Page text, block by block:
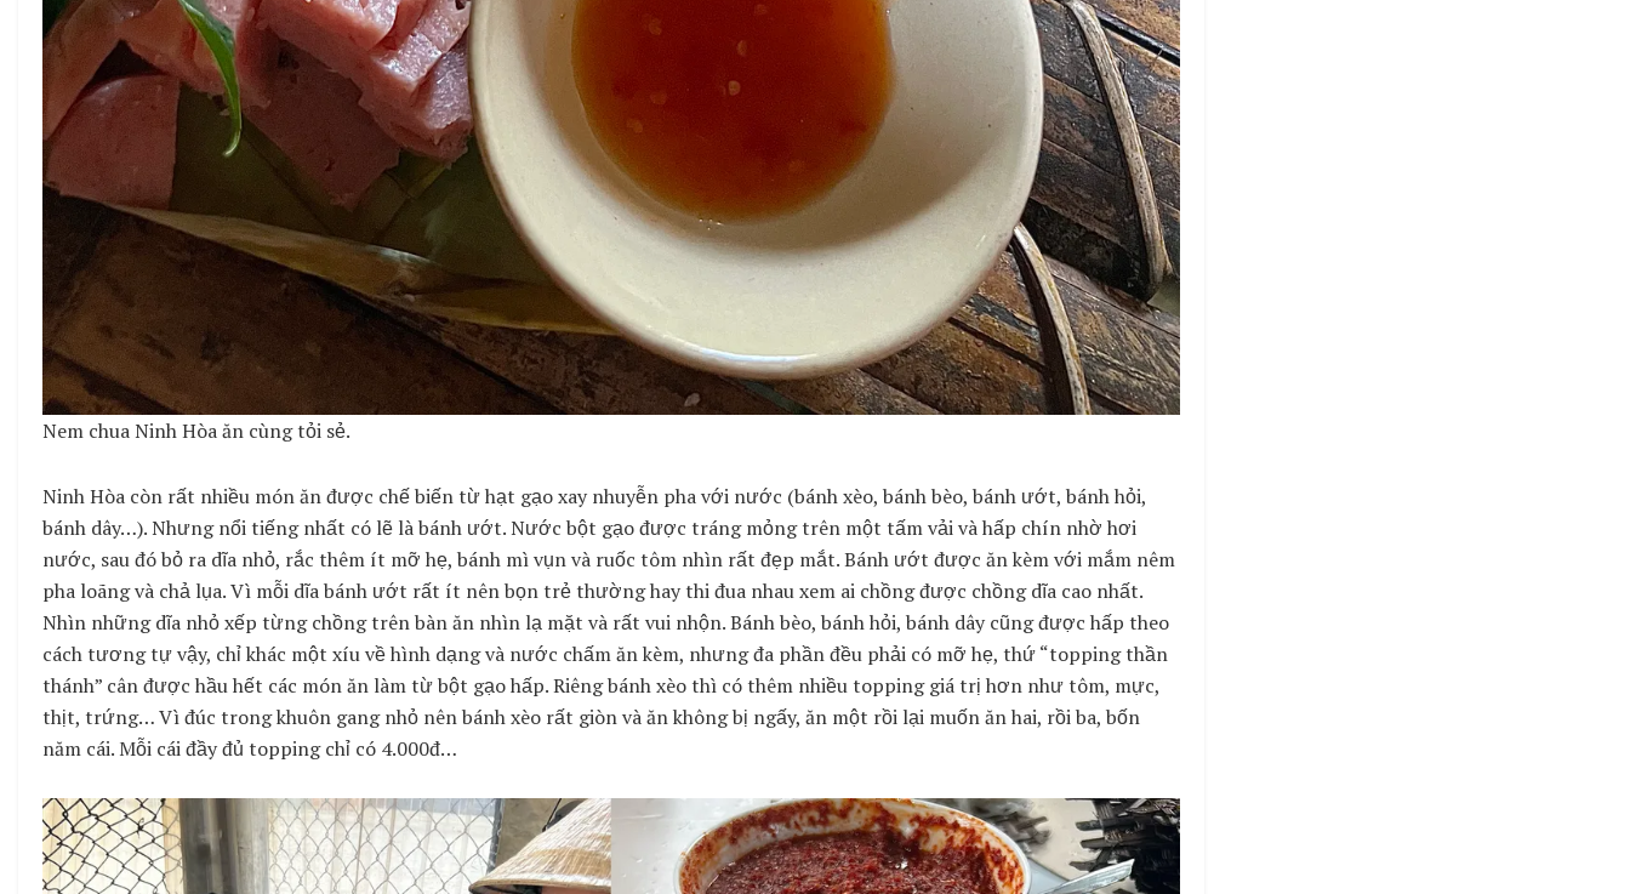
Nem chua Ninh Hòa ăn cùng tỏi sẻ.
Ninh Hòa còn rất nhiều món ăn được chế biến từ hạt gạo xay nhuyễn pha với nước (bánh xèo, bánh bèo, bánh ướt, bánh hỏi,
bánh dây…). Nhưng nổi tiếng nhất có lẽ là bánh ướt. Nước bột gạo được tráng mỏng trên một tấm vải và hấp chín nhờ hơi
nước, sau đó bỏ ra dĩa nhỏ, rắc thêm ít mỡ hẹ, bánh mì vụn và ruốc tôm nhìn rất đẹp mắt. Bánh ướt được ăn kèm với mắm nêm
pha loãng và chả lụa. Vì mỗi dĩa bánh ướt rất ít nên bọn trẻ thường hay thi đua nhau xem ai chồng được chồng dĩa cao nhất.
Nhìn những dĩa nhỏ xếp từng chồng trên bàn ăn nhìn lạ mặt và rất vui nhộn. Bánh bèo, bánh hỏi, bánh dây cũng được hấp theo
cách tương tự vậy, chỉ khác một xíu về hình dạng và nước chấm ăn kèm, nhưng đa phần đều phải có mỡ hẹ, thứ “topping thần
thánh” cân được hầu hết các món ăn làm từ bột gạo hấp. Riêng bánh xèo thì có thêm nhiều topping giá trị hơn như tôm, mực,
thịt, trứng… Vì đúc trong khuôn gang nhỏ nên bánh xèo rất giòn và ăn không bị ngấy, ăn một rồi lại muốn ăn hai, rồi ba, bốn
năm cái. Mỗi cái đầy đủ topping chỉ có 4.000đ…